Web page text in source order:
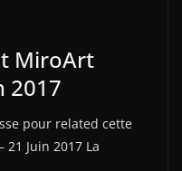
MiroArt
2017
pour related cette
Juin 2017 La